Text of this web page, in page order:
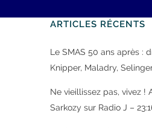
ARTICLES RÉCENTS
Le SMAS 50 ans après :
Knipper, Maladry,
Ne vieillissez pas, vivez !
Sarkozy sur Radio J –